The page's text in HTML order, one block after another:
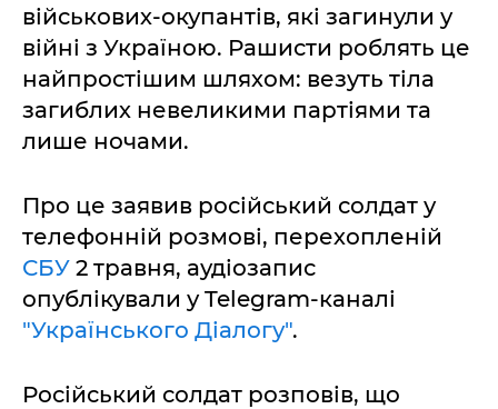
військових-окупантів, які загинули у
війні з Україною. Рашисти роблять це
найпростішим шляхом: везуть тіла
загиблих невеликими партіями та
лише ночами.
Про це заявив російський солдат у
телефонній розмові, перехопленій
СБУ 2 травня, аудіозапис
опублікували у Telegram-каналі
"Українського Діалогу".
Російський солдат розповів, що